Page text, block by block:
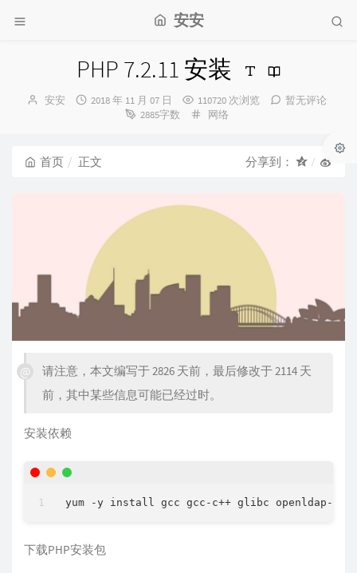
安安
PHP 7.2.11 安装
博
安安
发
2018 年 11 月 07 日 110720 次浏览
暂无评论
2885字数
分
网络
首页 正文 分享到：
请注意，本文编写于 2826 天前，最后修改于 2114 天
前，其中某些信息可能已经过时。
安装依赖
下载PHP安装包